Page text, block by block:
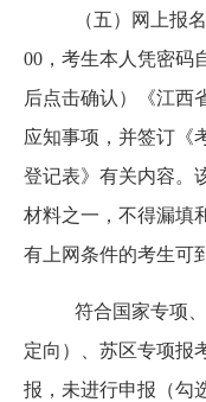
（五）网上报名
00，考生本人凭密码
后点击确认）《江西
应知事项，并签订《
登记表》有关内容。
材料之一，不得漏填
有上网条件的考生可
符合国家专项
定向）、苏区专项报
报，未进行申报（勾